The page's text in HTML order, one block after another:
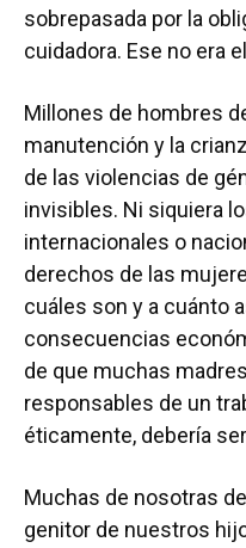
sobrepasada por la
cuidadora. Ese no era
Millones de hombres
manutención y la
de las violencias de
invisibles. Ni siquiera
internacionales o
derechos de las
cuáles son y a cuánto
consecuencias
de que muchas
responsables de un
éticamente, debería
Muchas de nosotras
genitor de nuestros